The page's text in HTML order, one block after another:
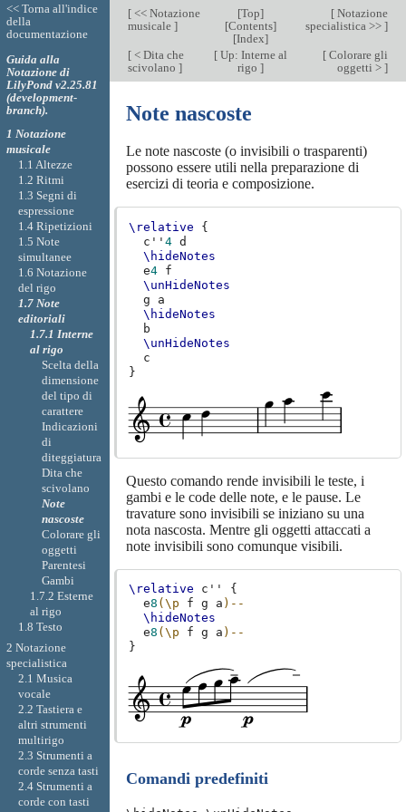
[<< Notazione
musicale ]
[Top]
[Contents]
[Index]
[Notazione
specialistica >> ]
[< Dita che
scivolano ]
[ Up: Interne al
rigo]
[Colorare gli
oggetti > ]
Note nascoste
Le note nascoste (o invisibili o trasparenti)
possono essere utili nella preparazione di
esercizi di teoria e composizione.
\relative
{
c'' 4 d
\hideNotes
e4
f
\unHideNotes
g
a
\hideNotes
b
\unHideNotes
c
}
Questo comando rende invisibili le teste, i
gambi e le code delle note, e le pause. Le
travature sono invisibili se iniziano su una
nota nascosta. Mentre gli oggetti attaccati a
note invisibili sono comunque visibili.
\relative c''
{
e8 ( \p f g a )--
\hideNotes
e8 ( \p f g a )--
}
Comandi predefiniti
<< Torna all'indice
della
documentazione
Guida alla
Notazione di
LilyPond v2.25.81
(development-
branch).
1 Notazione
musicale
1.1 Altezze
1.2 Ritmi
1.3 Segni di
espressione
1.4 Ripetizioni
1.5 Note
simultanee
1.6 Notazione
del rigo
1.7 Note
editoriali
1.7.1 Interne
al rigo
Scelta della
dimensione
del tipo di
carattere
Indicazioni
di
diteggiatura
Dita che
scivolano
Note
nascoste
Colorare gli
oggetti
Parentesi
Gambi
1.7.2 Esterne
al rigo
1.8 Testo
2 Notazione
specialistica
2.1 Musica
vocale
2.2 Tastiera e
altri strumenti
multirigo
2.3 Strumenti a
corde senza tasti
2.4 Strumenti a
corde con tasti